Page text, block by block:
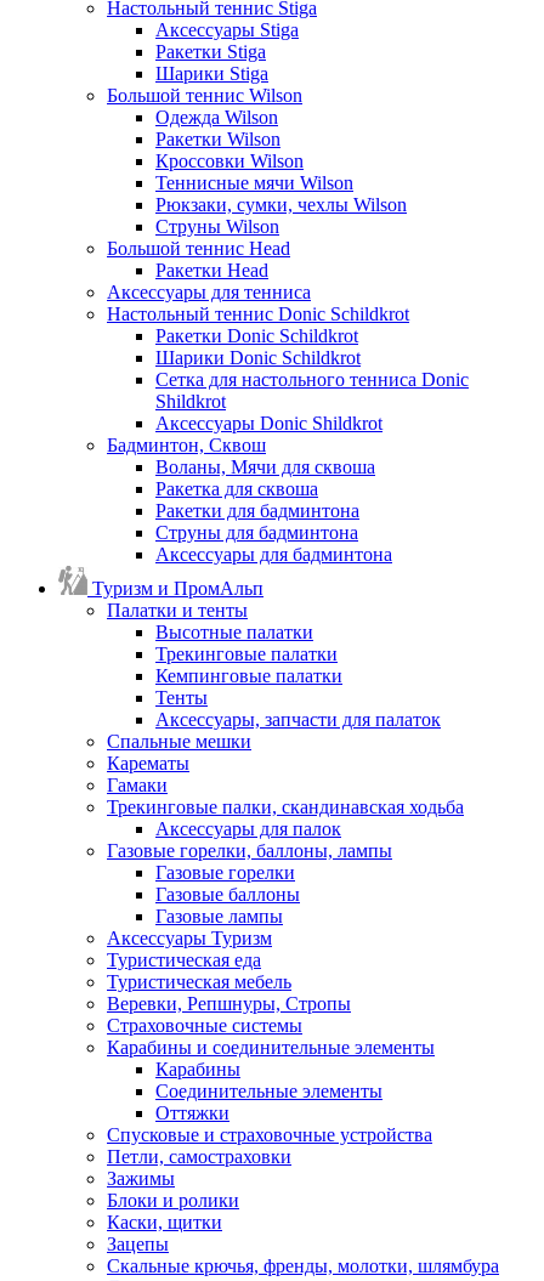
Настольный теннис Stiga
Аксессуары Stiga
Ракетки Stiga
Шарики Stiga
Большой теннис Wilson
Одежда Wilson
Ракетки Wilson
Кроссовки Wilson
Теннисные мячи Wilson
Рюкзаки, сумки, чехлы Wilson
Струны Wilson
Большой теннис Head
Ракетки Head
Аксессуары для тенниса
Настольный теннис Donic Schildkrot
Ракетки Donic Schildkrot
Шарики Donic Schildkrot
Сетка для настольного тенниса Donic
Shildkrot
Аксессуары Donic Shildkrot
Бадминтон, Сквош
Воланы, Мячи для сквоша
Ракетка для сквоша
Ракетки для бадминтона
Струны для бадминтона
Аксессуары для бадминтона
Туризм и ПромАльп
Палатки и тенты
Высотные палатки
Трекинговые палатки
Кемпинговые палатки
Тенты
Аксессуары, запчасти для палаток
Спальные мешки
Карематы
Гамаки
Трекинговые палки, скандинавская ходьба
Аксессуары для палок
Газовые горелки, баллоны, лампы
Газовые горелки
Газовые баллоны
Газовые лампы
Аксессуары Туризм
Туристическая еда
Туристическая мебель
Веревки, Репшнуры, Стропы
Страховочные системы
Карабины и соединительные элементы
Карабины
Соединительные элементы
Оттяжки
Спусковые и страховочные устройства
Петли, самостраховки
Зажимы
Блоки и ролики
Каски, щитки
Зацепы
Скальные крючья, френды, молотки, шлямбура